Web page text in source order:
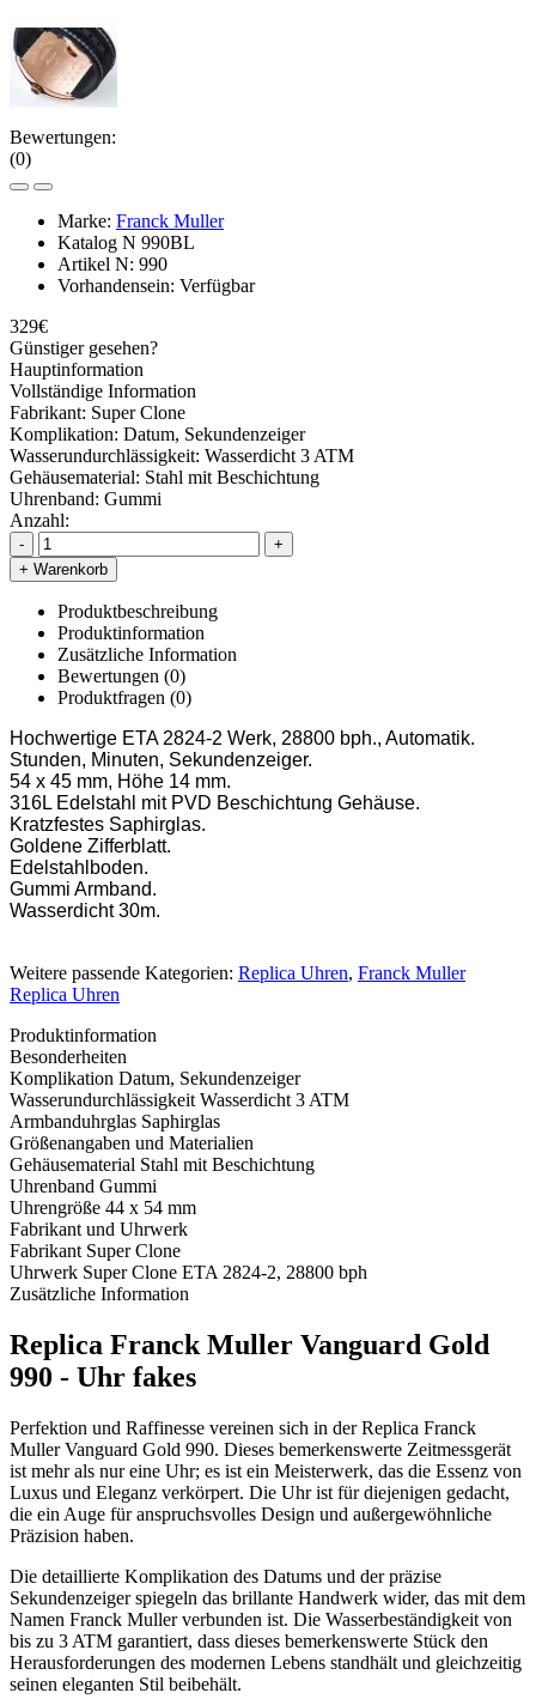
Bewertungen:
(0)
Marke: Franck Muller
Katalog N 990BL
Artikel N: 990
Vorhandensein: Verfügbar
329€
Günstiger gesehen?
Hauptinformation
Vollständige Information
Fabrikant: Super Clone
Komplikation: Datum, Sekundenzeiger
Wasserundurchlässigkeit: Wasserdicht 3 ATM
Gehäusematerial: Stahl mit Beschichtung
Uhrenband: Gummi
Anzahl:
-
+
+ Warenkorb
Produktbeschreibung
Produktinformation
Zusätzliche Information
Bewertungen (0)
Produktfragen (0)
Hochwertige ETA 2824-2 Werk, 28800 bph., Automatik.
Stunden, Minuten, Sekundenzeiger.
54 x 45 mm, Höhe 14 mm.
316L Edelstahl mit PVD Beschichtung Gehäuse.
Kratzfestes Saphirglas.
Goldene Zifferblatt.
Edelstahlboden.
Gummi Armband.
Wasserdicht 30m.
Weitere passende Kategorien: Replica Uhren, Franck Muller
Replica Uhren
Produktinformation
Besonderheiten
Komplikation Datum, Sekundenzeiger
Wasserundurchlässigkeit Wasserdicht 3 ATM
Armbanduhrglas Saphirglas
Größenangaben und Materialien
Gehäusematerial Stahl mit Beschichtung
Uhrenband Gummi
Uhrengröße 44 x 54 mm
Fabrikant und Uhrwerk
Fabrikant Super Clone
Uhrwerk Super Clone ETA 2824-2, 28800 bph
Zusätzliche Information
Replica Franck Muller Vanguard Gold
990 - Uhr fakes
Perfektion und Raffinesse vereinen sich in der Replica Franck
Muller Vanguard Gold 990. Dieses bemerkenswerte Zeitmessgerät
ist mehr als nur eine Uhr; es ist ein Meisterwerk, das die Essenz von
Luxus und Eleganz verkörpert. Die Uhr ist für diejenigen gedacht,
die ein Auge für anspruchsvolles Design und außergewöhnliche
Präzision haben.
Die detaillierte Komplikation des Datums und der präzise
Sekundenzeiger spiegeln das brillante Handwerk wider, das mit dem
Namen Franck Muller verbunden ist. Die Wasserbeständigkeit von
bis zu 3 ATM garantiert, dass dieses bemerkenswerte Stück den
Herausforderungen des modernen Lebens standhält und gleichzeitig
seinen eleganten Stil beibehält.